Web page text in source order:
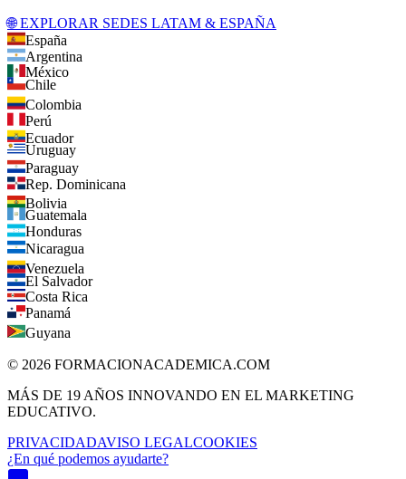
🌐 EXPLORAR SEDES LATAM & ESPAÑA
España
Argentina
México
Chile
Colombia
Perú
Ecuador
Uruguay
Paraguay
Rep. Dominicana
Bolivia
Guatemala
Honduras
Nicaragua
Venezuela
El Salvador
Costa Rica
Panamá
Guyana
© 2026 FORMACIONACADEMICA.COM
MÁS DE 19 AÑOS INNOVANDO EN EL MARKETING
EDUCATIVO.
PRIVACIDADAVISO LEGALCOOKIES
¿En qué podemos ayudarte?